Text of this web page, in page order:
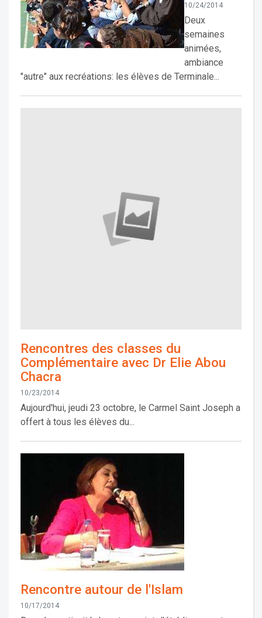
10/24/2014
Deux
semaines
animées,
ambiance
"autre" aux recréations: les élèves de Terminale...
Rencontres des classes du
Complémentaire avec Dr Elie Abou
Chacra
10/23/2014
Aujourd'hui, jeudi 23 octobre, le Carmel Saint Joseph a
offert à tous les élèves du...
Rencontre autour de l'Islam
10/17/2014